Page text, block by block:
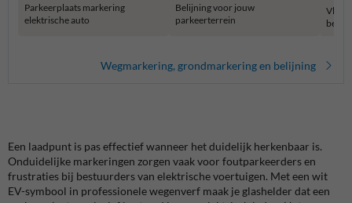
Parkeerplaats markering
elektrische auto
Belijning voor jouw
parkeerterrein
Wegmarkering, grondmarkering en belijning
Een laadpunt is pas effectief wanneer het duidelijk herkenbaar is.
Onduidelijke markeringen zorgen vaak voor foutparkeerders en
frustraties bij bestuurders van elektrische voertuigen. Met een wit
EV-symbool in professionele wegenverf maak je glashelder dat een